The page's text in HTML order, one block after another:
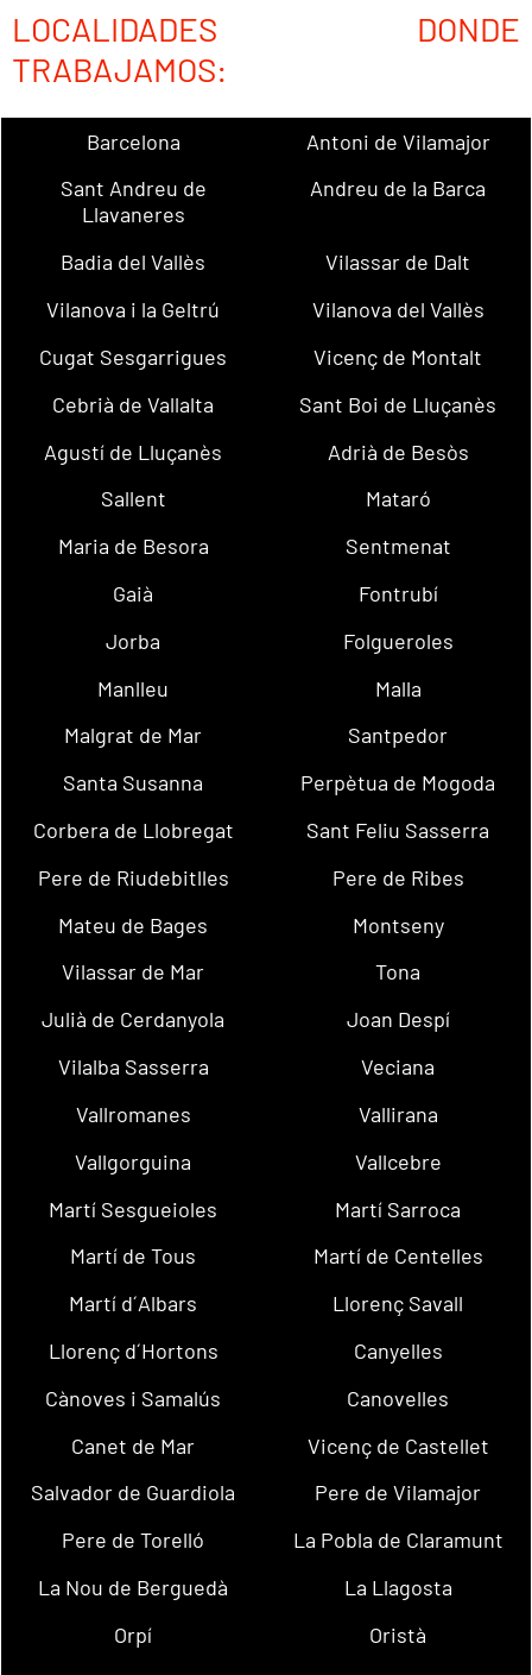
LOCALIDADES DONDE
TRABAJAMOS:
Barcelona
Antoni de Vilamajor
Sant Andreu de
Llavaneres
Andreu de la Barca
Badia del Vallès
Vilassar de Dalt
Vilanova i la Geltrú
Vilanova del Vallès
Cugat Sesgarrigues
Vicenç de Montalt
Cebrià de Vallalta
Sant Boi de Lluçanès
Agustí de Lluçanès
Adrià de Besòs
Sallent
Mataró
Maria de Besora
Sentmenat
Gaià
Fontrubí
Jorba
Folgueroles
Manlleu
Malla
Malgrat de Mar
Santpedor
Santa Susanna
Perpètua de Mogoda
Corbera de Llobregat
Sant Feliu Sasserra
Pere de Riudebitlles
Pere de Ribes
Mateu de Bages
Montseny
Vilassar de Mar
Tona
Julià de Cerdanyola
Joan Despí
Vilalba Sasserra
Veciana
Vallromanes
Vallirana
Vallgorguina
Vallcebre
Martí Sesgueioles
Martí Sarroca
Martí de Tous
Martí de Centelles
Martí d´Albars
Llorenç Savall
Llorenç d´Hortons
Canyelles
Cànoves i Samalús
Canovelles
Canet de Mar
Vicenç de Castellet
Salvador de Guardiola
Pere de Vilamajor
Pere de Torelló
La Pobla de Claramunt
La Nou de Berguedà
La Llagosta
Orpí
Oristà